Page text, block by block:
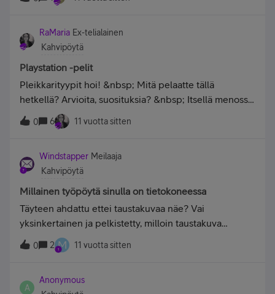
korkeintaan yhden leffan katsomassa. Kiitos.&nbsp;J
RaMaria Ex-telialainen
Kahvipöytä
Playstation -pelit
Pleikkarityypit hoi! &nbsp; Mitä pelaatte tällä
hetkellä? Arvioita, suosituksia? &nbsp; Itsellä menossa
Playstation 4:llä Infamousin Second Son, ihan kivaa
ajanvietettä. Pahana poikana lähdin liikkeelle,
hyviksenä yhtään mukavaa. &nbsp; First Light
odottelee myös pinossa. :)
0 6 11 vuotta sitten
Windstapper Meilaaja
Kahvipöytä
Millainen työpöytä sinulla on tietokoneessa
Täyteen ahdattu ettei taustakuvaa näe? Vai
yksinkertainen ja pelkistetty, milloin taustakuva
erottuu edukseen? Tässä mun, käyttis Windows 7
missä on vaan alotuspainike ja tehtäväpalkin
Taustakuvat rules. :)&nbsp;Hide content
0 2 M 11 vuotta sitten
A
Anonymous